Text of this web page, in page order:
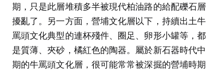
期，只是此層堆積多半被現代柏油路的給配礫石層
擾亂了。另一方面，營埔文化層以下，持續出土牛
罵頭文化典型的連杯殘件、圈足、卵形小罐等，都
是質薄、夾砂，橘紅色的陶器。屬於新石器時代中
期的牛罵頭文化層，很可能常常被深掘的營埔時期